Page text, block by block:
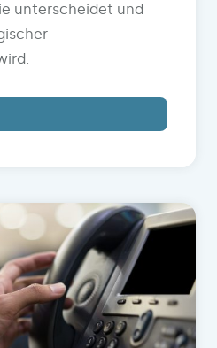
unterscheidet und